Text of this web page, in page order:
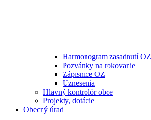
Harmonogram zasadnutí OZ
Pozvánky na rokovanie
Zápisnice OZ
Uznesenia
Hlavný kontrolór obce
Projekty, dotácie
Obecný úrad